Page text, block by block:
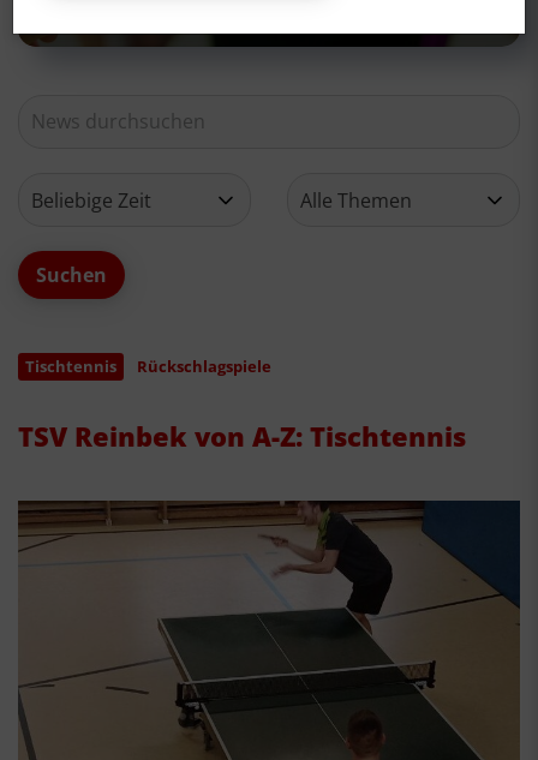
Tischtennis Rückschlagspiele
TSV Reinbek von A-Z: Tischtennis